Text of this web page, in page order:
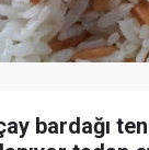
bardağı